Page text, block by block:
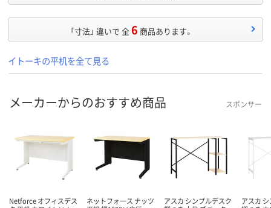
「寸法」 違いで 全6 商品あります。
イトーキの平机を全て見る
メーカーからのおすすめ商品 スポンサー
Netforce オフィスデス
ネットフォース ナッツ
アスカ シンプルデスク
アスカ